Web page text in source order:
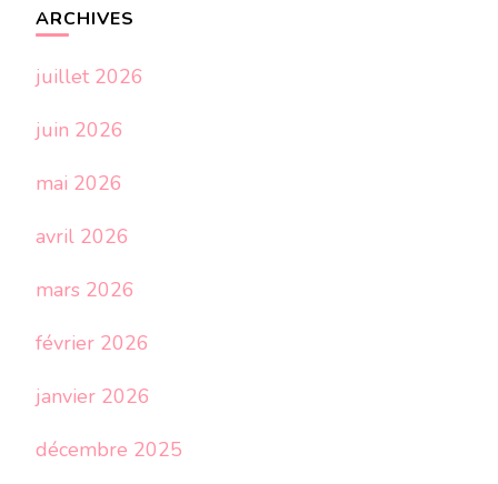
ARCHIVES
juillet 2026
juin 2026
mai 2026
avril 2026
mars 2026
février 2026
janvier 2026
décembre 2025